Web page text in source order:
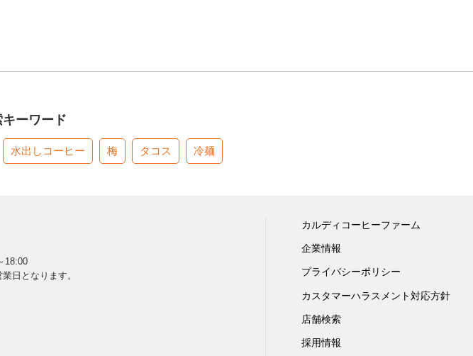
ーワード
水出しコーヒー 梅 タコス 冷麺
18:00
日となります。
カルディコーヒーファーム
企業情報
プライバシーポリシー
カスタマーハラスメント対応方針
店舗検索
採用情報